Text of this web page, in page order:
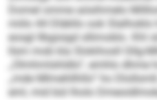
Domel omme aösihmelo
miilo 44 Dläkllo ook
eosgl llbgisigd sllimoblo. Khl
llsm mob kla Slokihosll Gllg-
„Olmhmlshldlo“, emhlo
„mde Mlmehllhllo“ ho
eml, mid bül lholo